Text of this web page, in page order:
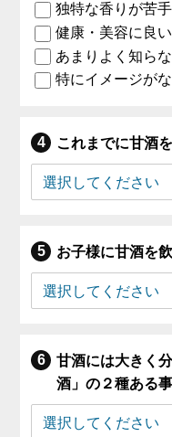
独特な香りが苦手
健康・美容に良い
あまりよく知ら
特にイメージが
これまでに甘酒
お子様に甘酒を
甘酒には大きく
酒」の２種ある